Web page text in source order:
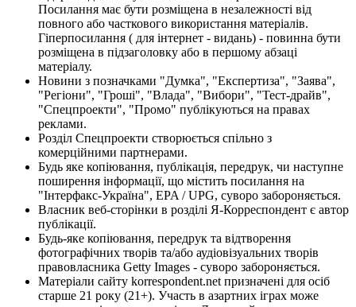
Посилання має бути розміщена в незалежності від
повного або часткового використання матеріалів.
Гіперпосилання ( для інтернет - видань) - повинна бути
розміщена в підзаголовку або в першому абзаці
матеріалу.
Новини з позначками "Думка", "Експертиза", "Заява",
"Регіони", "Гроші", "Влада", "Вибори", "Тест-драйв",
"Спецпроекти", "Промо" публікуються на правах
реклами.
Розділ Спецпроекти створюється спільно з
комерційними партнерами.
Будь яке копіювання, публікація, передрук, чи наступне
поширення інформації, що містить посилання на
"Інтерфакс-Україна", EPA / UPG, суворо забороняється.
Власник веб-сторінки в розділі Я-Корреспондент є автор
публікації.
Будь-яке копіювання, передрук та відтворення
фотографічних творів та/або аудіовізуальних творів
правовласника Getty Images - суворо забороняється.
Матеріали сайту korrespondent.net призначені для осіб
старше 21 року (21+). Участь в азартних іграх може